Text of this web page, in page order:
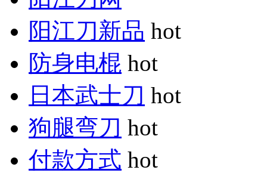
阳江刀新品 hot
防身电棍 hot
日本武士刀 hot
狗腿弯刀 hot
付款方式 hot